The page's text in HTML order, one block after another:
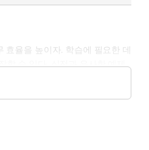
효율을 높이자. 학습에 필요한 데
할 수 있다. 실전과 유사한 예제
기술까지 배울 수 있다. 데